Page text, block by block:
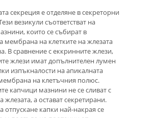
секреция е отделяне в секреторни
везикули съответстват на
които се събират в
мембрана на клетките на жлезата
В сравнение с еккринните жлези,
жлези имат допълнителен лумен
изпъкналости на апикалната
на клетъчния полюс.
капчици мазнини не се сливат с
жлезата, а остават секретирани.
отпускане капки най-накрая се